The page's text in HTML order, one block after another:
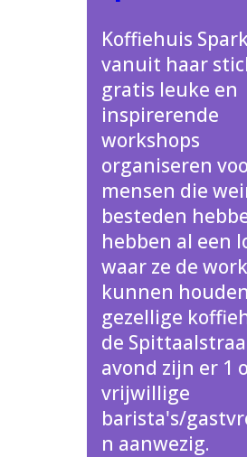
Koffiehuis
vanuit haar
gratis leuke en
inspirerende
workshops
organiseren
mensen die
besteden
hebben al een
waar ze de
kunnen
gezellige
de
avond zijn er 1
vrijwillige
barista's/
n aanwezig.